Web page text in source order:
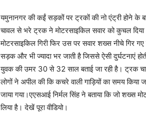
यमुनानगर की कईं सड़कों पर ट्रकों की नो एंट्री होने
चावल से भरे ट्रक ने मोटरसाइकिल सवार को कुचल
मोटरसाइकिल गिरी फिर उस पर सवार शख्स नीचे गिर
सड़क और भी ज्यादा भर जाती है जिससे ऐसी दुर्घटनाएं
युवक की उमर 30 से 32 साल बताई जा रही है। ट्रक
लोगों ने अपील की कि कचरे वाली गाड़ियों का समय
जाया गया।एएसआई निर्मल सिंह ने बताया कि जो शख्स
लिया है। देखें पूरा वीडियो।